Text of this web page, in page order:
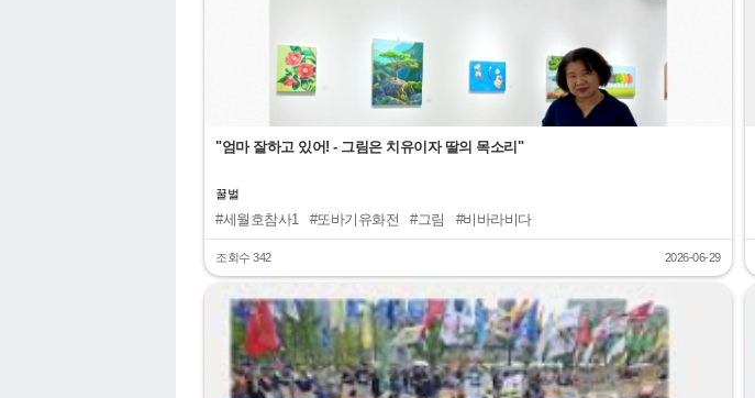
"엄마 잘하고 있어! - 그림은 치유이자 딸의 목소리"
꿀벌
#세월호참사1 #또바기유화전 #그림 #비바라비다
조회수 342 2026-06-29
" "